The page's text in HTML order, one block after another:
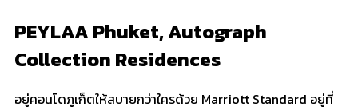
PEYLAA Phuket, Autograph
Collection Residences
อยู่คอนโดภูเก็ตให้สบายกว่าใครด้วย Marriott Standard อยู่ที่